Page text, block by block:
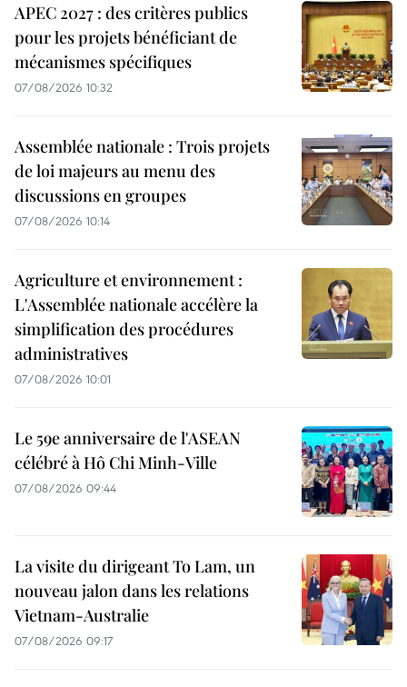
APEC 2027 : des critères publics
pour les projets bénéficiant de
mécanismes spécifiques
07/08/2026 10:32
Assemblée nationale : Trois projets
de loi majeurs au menu des
discussions en groupes
07/08/2026 10:14
Agriculture et environnement :
L'Assemblée nationale accélère la
simplification des procédures
administratives
07/08/2026 10:01
Le 59e anniversaire de l'ASEAN
célébré à Hô Chi Minh-Ville
07/08/2026 09:44
La visite du dirigeant To Lam, un
nouveau jalon dans les relations
Vietnam-Australie
07/08/2026 09:17